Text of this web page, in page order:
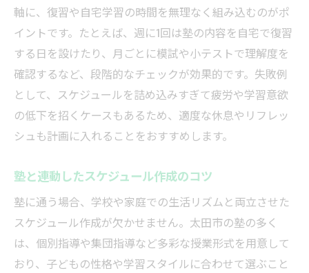
軸に、復習や自宅学習の時間を無理なく組み込むのがポ
イントです。たとえば、週に1回は塾の内容を自宅で復習
する日を設けたり、月ごとに模試や小テストで理解度を
確認するなど、段階的なチェックが効果的です。失敗例
として、スケジュールを詰め込みすぎて疲労や学習意欲
の低下を招くケースもあるため、適度な休息やリフレッ
シュも計画に入れることをおすすめします。
塾と連動したスケジュール作成のコツ
塾に通う場合、学校や家庭での生活リズムと両立させた
スケジュール作成が欠かせません。太田市の塾の多く
は、個別指導や集団指導など多彩な授業形式を用意して
おり、子どもの性格や学習スタイルに合わせて選ぶこと